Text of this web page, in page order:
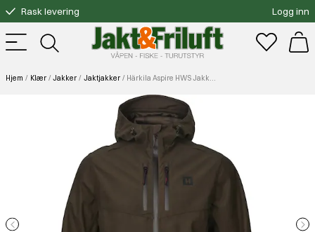
Rask levering
Gratis bytte
Fri frakt over 3000.-
Logg inn
Hjem Klær Jakker Jaktjakker Härkila Aspire HWS Jakke Hunting Green